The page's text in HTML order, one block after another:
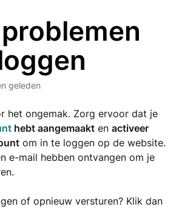
geleden
het ongemak. Zorg ervoor dat je
hebt aangemaakt en activeer
om in te loggen op de website.
e-mail hebben ontvangen om je
of opnieuw versturen? Klik dan